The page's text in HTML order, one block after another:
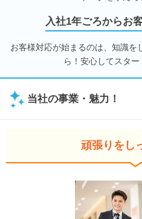
入社1年ごろからお
お客様対応が始まるのは、知識を
ら！安心してスタ
当社の事業・魅力！
頑張りをし